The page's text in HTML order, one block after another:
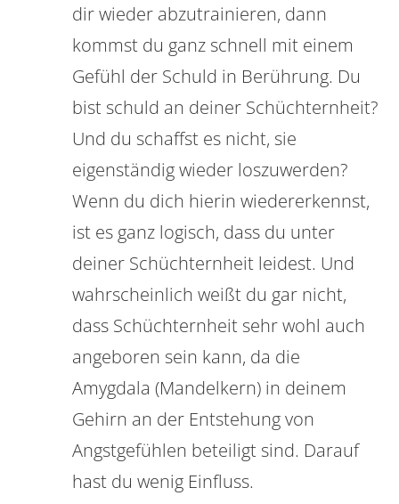
dir wieder abzutrainieren, dann
kommst du ganz schnell mit einem
Gefühl der Schuld in Berührung. Du
bist schuld an deiner Schüchternheit?
Und du schaffst es nicht, sie
eigenständig wieder loszuwerden?
Wenn du dich hierin wiedererkennst,
ist es ganz logisch, dass du unter
deiner Schüchternheit leidest. Und
wahrscheinlich weißt du gar nicht,
dass Schüchternheit sehr wohl auch
angeboren sein kann, da die
Amygdala (Mandelkern) in deinem
Gehirn an der Entstehung von
Angstgefühlen beteiligt sind. Darauf
hast du wenig Einfluss.